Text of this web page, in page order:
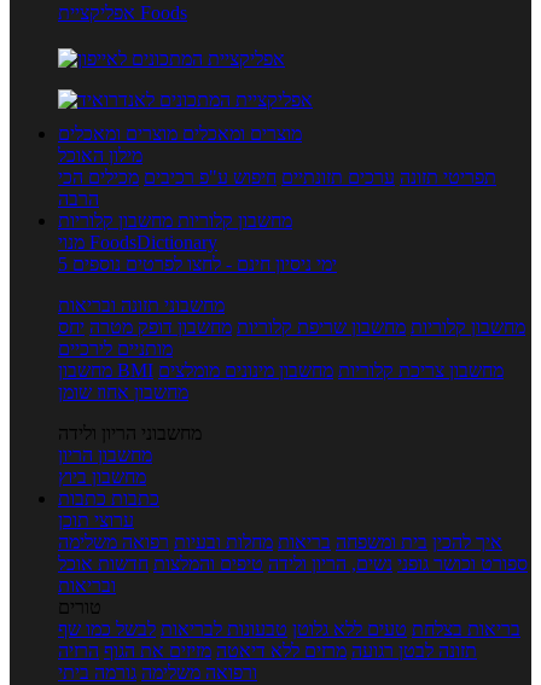
אפליקציית Foods
מוצרים ומאכלים מוצרים ומאכלים
מילון האוכל
תפריטי תזונה ערכים תזונתיים חיפוש ע"פ רכיבים מכילים הכי
הרבה
מחשבון קלוריות מחשבון קלוריות
מנוי FoodsDictionary
5 ימי ניסיון חינם - לחצו לפרטים נוספים
מחשבוני תזונה ובריאות
מחשבון קלוריות מחשבון שריפת קלוריות מחשבון דופק מטרה יחס
מותניים לירכיים
מחשבון BMI
מחשבון צריכת קלוריות מחשבון מינונים מומלצים
מחשבון אחוז שומן
מחשבוני הריון ולידה
מחשבון הריון
מחשבון ביוץ
כתבות כתבות
ערוצי תוכן
איך להכין בית ומשפחה בריאות מחלות ובעיות רפואה משלימה
ספורט וכושר גופני נשים, הריון ולידה טיפים והמלצות חדשות אוכל
ובריאות
טורים
בריאות בצלחת טעים ללא גלוטן טבעונות לבריאות לבשל כמו שף
תזונה לבטן רגועה מרזים ללא דיאטה מזיזים את הגוף הרזיה
ורפואה משלימה גורמה ביתי